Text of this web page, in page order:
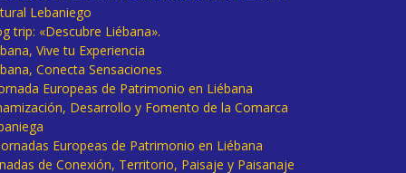
Lebaniego
trip: «Descubre Liébana».
Vive tu Experiencia
Conecta Sensaciones
Europeas de Patrimonio en Liébana
Desarrollo y Fomento de la Comarca
Europeas de Patrimonio en Liébana
de Conexión, Territorio, Paisaje y Paisanaje